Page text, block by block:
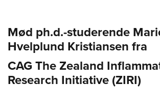
Mød ph.d.-studerende
Hvelplund Kristiansen fra
CAG The Zealand
Research Initiative (ZIRI)